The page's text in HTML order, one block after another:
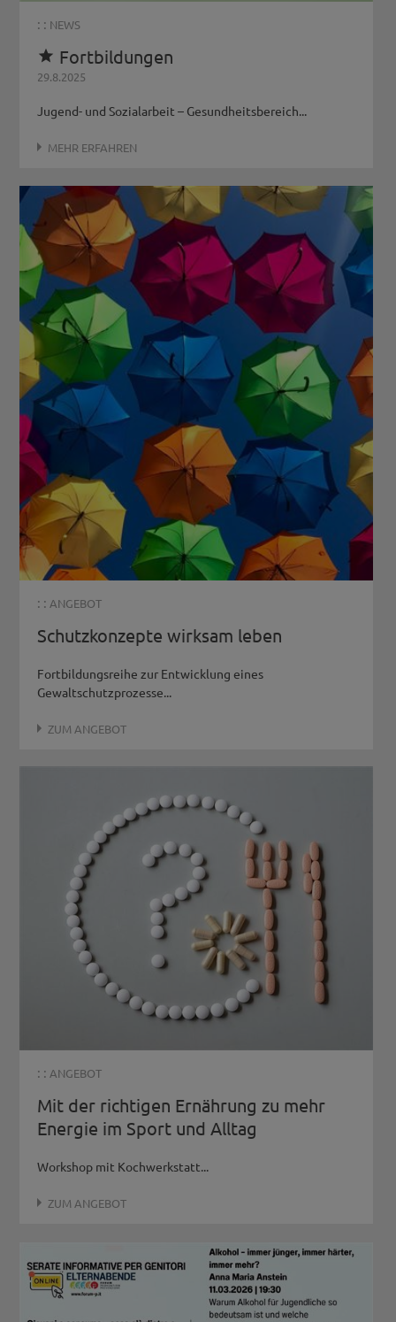
: : NEWS
 Fortbildungen
29.8.2025
Jugend- und Sozialarbeit – Gesundheitsbereich...
MEHR ERFAHREN
: : ANGEBOT
Schutzkonzepte wirksam leben
Fortbildungsreihe zur Entwicklung eines
Gewaltschutzprozesse...
ZUM ANGEBOT
: : ANGEBOT
Mit der richtigen Ernährung zu mehr
Energie im Sport und Alltag
Workshop mit Kochwerkstatt...
ZUM ANGEBOT